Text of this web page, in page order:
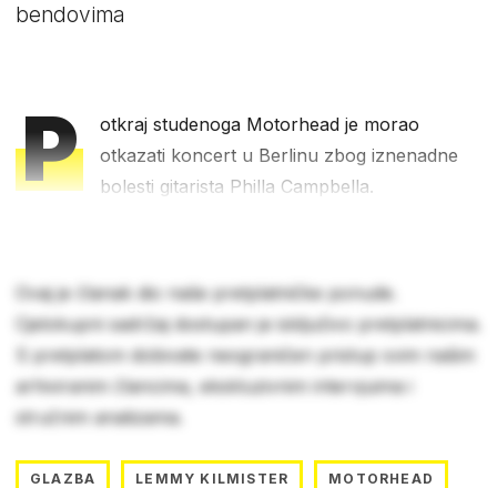
bendovima
P
otkraj studenoga Motorhead je morao
otkazati koncert u Berlinu zbog iznenadne
bolesti gitarista Philla Campbella.
Ovaj je članak dio naše pretplatničke ponude.
Cjelokupni sadržaj dostupan je isključivo pretplatnicima.
S pretplatom dobivate neograničen pristup svim našim
arhiviranim člancima, ekskluzivnim intervjuima i
stručnim analizama.
GLAZBA LEMMY KILMISTER MOTORHEAD